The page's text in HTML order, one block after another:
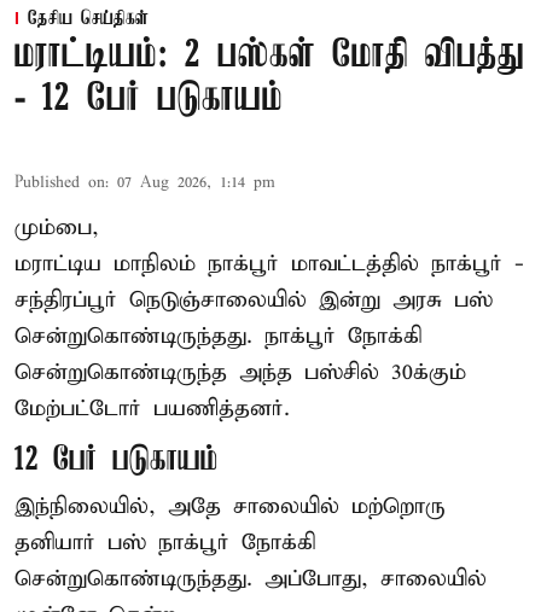
தேசிய செய்திகள்
மராட்டியம்: 2 பஸ்கள் மோதி விபத்து
- 12 பேர் படுகாயம்
Published on: 07 Aug 2026, 1:14 pm
மும்பை,
மராட்டிய மாநிலம் நாக்பூர் மாவட்டத்தில் நாக்பூர் -
சந்திரப்பூர் நெடுஞ்சாலையில் இன்று அரசு பஸ்
சென்றுகொண்டிருந்தது. நாக்பூர் நோக்கி
சென்றுகொண்டிருந்த அந்த பஸ்சில் 30க்கும்
மேற்பட்டோர் பயணித்தனர்.
12 பேர் படுகாயம்
இந்நிலையில், அதே சாலையில் மற்றொரு
தனியார் பஸ் நாக்பூர் நோக்கி
சென்றுகொண்டிருந்தது. அப்போது, சாலையில்